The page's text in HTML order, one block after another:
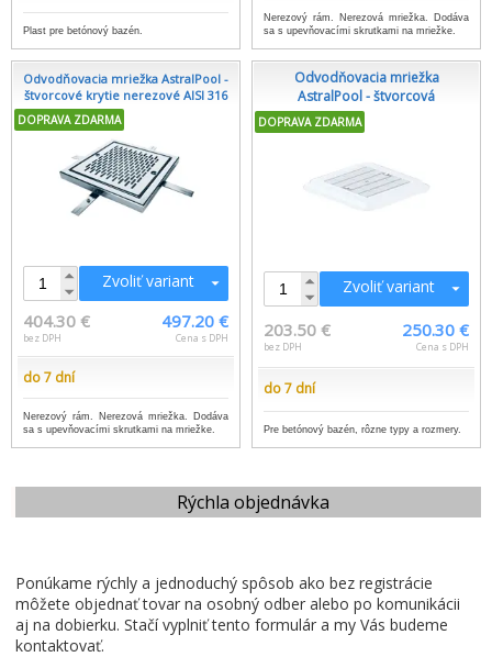
Rýchla objednávka
Ponúkame rýchly a jednoduchý spôsob ako bez registrácie
môžete objednať tovar na osobný odber alebo po komunikácii
aj na dobierku. Stačí vyplniť tento formulár a my Vás budeme
kontaktovať.
Plast pre betónový bazén.
Nerezový rám. Nerezová mriežka. Dodáva
sa s upevňovacími skrutkami na mriežke.
Odvodňovacia mriežka AstralPool -
štvorcové krytie nerezové AISI 316
DOPRAVA ZDARMA
Zvoliť variant
404.30 €
bez DPH
497.20 €
Cena s DPH
do 7 dní
Nerezový rám. Nerezová mriežka. Dodáva
sa s upevňovacími skrutkami na mriežke.
Odvodňovacia mriežka
AstralPool - štvorcová
DOPRAVA ZDARMA
Zvoliť variant
203.50 €
bez DPH
250.30 €
Cena s DPH
do 7 dní
Pre betónový bazén, rôzne typy a rozmery.